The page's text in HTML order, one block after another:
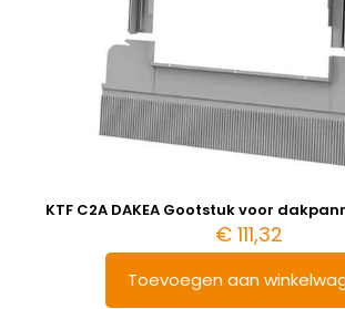
KTF C2A DAKEA Gootstuk voor
€111,32
Toevoegen aan